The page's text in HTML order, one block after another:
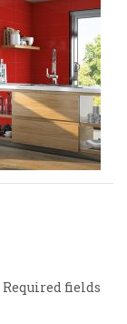
Required fields